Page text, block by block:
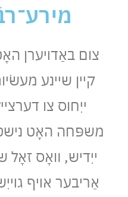
צום באַדױערן
קיין שיינע
ייִחוס צו
משפּחה האָט
ייִדיש, װאָס זאָל
אַריבער אױף